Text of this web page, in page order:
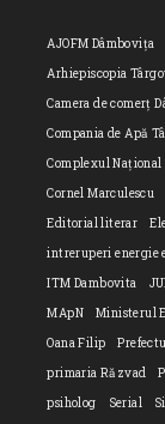
AJOFM Dâmbovița
Arhiepiscopia
Camera de comerț
Compania de Apă
Complexul Național
Cornel Marculescu
Editorial literar
intreruperi energie
ITM Dambovita
MApN
Ministerul
Oana Filip
primaria Răzvad
psiholog
Serial